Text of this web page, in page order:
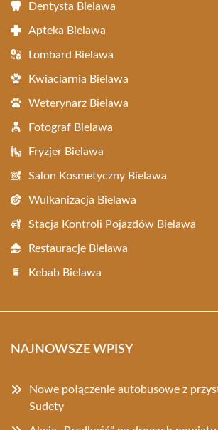
Dentysta Bielawa
Apteka Bielawa
Lombard Bielawa
Kwiaciarnia Bielawa
Weterynarz Bielawa
Fotograf Bielawa
Fryzjer Bielawa
Salon Kosmetyczny Bielawa
Wulkanizacja Bielawa
Stacja Kontroli Pojazdów Bielawa
Restauracje Bielawa
Kebab Bielawa
NAJNOWSZE WPISY
Nowe połączenie autobusowe z
Sudety